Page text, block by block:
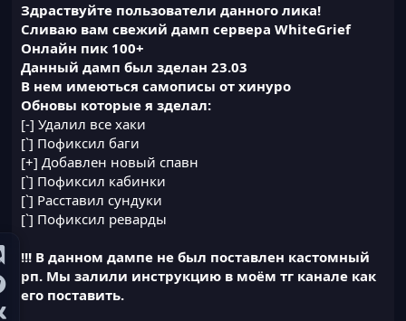
Здраствуйте пользователи данного лика!
Сливаю вам свежий дамп сервера WhiteGrief
Онлайн пик 100+
Данный дамп был зделан 23.03
В нем имеються самописы от хинуро
Обновы которые я зделал:
[-] Удалил все хаки
[`] Пофиксил баги
[+] Добавлен новый спавн
[`] Пофиксил кабинки
[`] Расставил сундуки
[`] Пофиксил реварды
!!! В данном дампе не был поставлен кастомный
рп. Мы залили инструкцию в моём тг канале как
его поставить.